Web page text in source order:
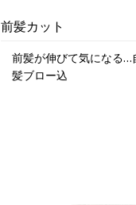
前髪カット
前髪が伸びて気になる…
髪ブロー込